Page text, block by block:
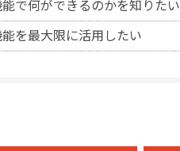
で何ができるのかを知りたい
を最大限に活用したい